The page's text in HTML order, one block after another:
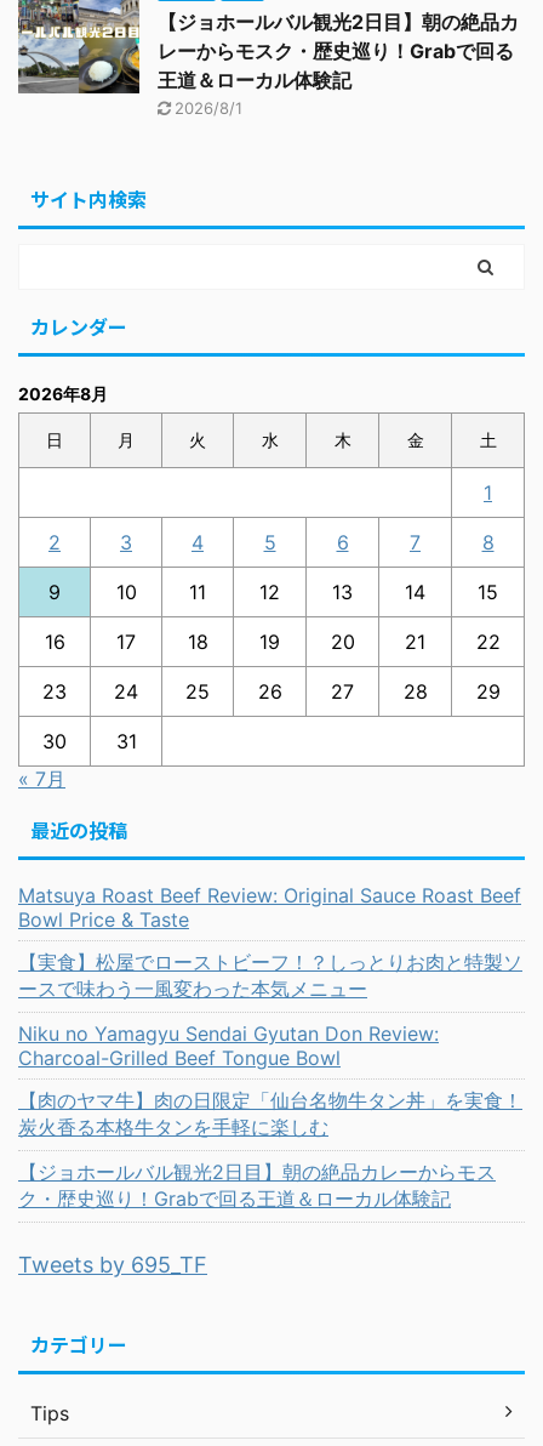
【ジョホールバル観光2日目】朝の絶品カ
レーからモスク・歴史巡り！Grabで回る
王道＆ローカル体験記
2026/8/1
サイト内検索
カレンダー
2026年8月
日 月 火 水 木 金 土
1
2 3 4 5 6 7 8
9 10 11 12 13 14 15
16 17 18 19 20 21 22
23 24 25 26 27 28 29
30
31
« 7月
最近の投稿
Matsuya Roast Beef Review: Original Sauce Roast Beef
Bowl Price & Taste
【実食】松屋でローストビーフ！？しっとりお肉と特製ソ
ースで味わう一風変わった本気メニュー
Niku no Yamagyu Sendai Gyutan Don Review:
Charcoal-Grilled Beef Tongue Bowl
【肉のヤマ牛】肉の日限定「仙台名物牛タン丼」を実食！
炭火香る本格牛タンを手軽に楽しむ
【ジョホールバル観光2日目】朝の絶品カレーからモス
ク・歴史巡り！Grabで回る王道＆ローカル体験記
Tweets by 695_TF
カテゴリー
Tips